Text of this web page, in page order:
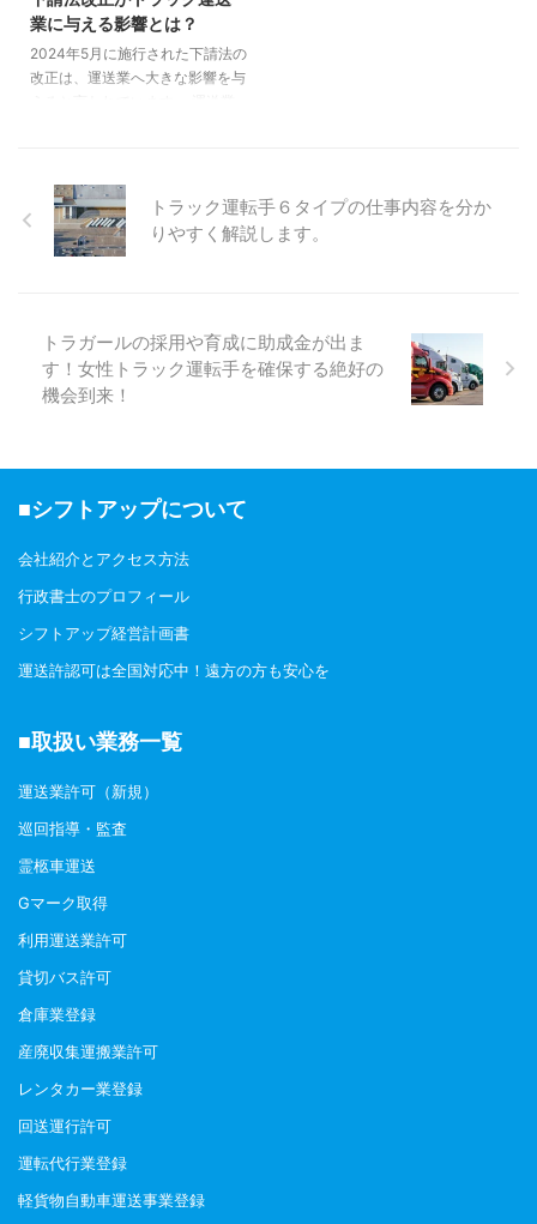
や発行までの流れ、記入方法も取
り上げるので、ぜひ参考にしてく
ださい。 事業用自動車等連絡書
とは 事業用自動車等連絡書は、
業に与える影響とは？
2024年5月に施行された下請法の
改正は、運送業へ大きな影響を与
を依頼する「下請けの多重構造」
が一般的になっています。 下請
けの多重構造は、効率的な輸送業
くつかの問題点が伴っていること
をご存知でしょうか？ 本記事で
は、下請法改正が運送業に与える
トラック運転手６タイプの仕事内容を分か
りやすく解説します。
トラガールの採用や育成に助成金が出ま
す！女性トラック運転手を確保する絶好の
機会到来！
■シフトアップについて
会社紹介とアクセス方法
行政書士のプロフィール
シフトアップ経営計画書
運送許認可は全国対応中！遠方の方も安心を
■取扱い業務一覧
運送業許可（新規）
巡回指導・監査
霊柩車運送
Gマーク取得
利用運送業許可
貸切バス許可
倉庫業登録
産廃収集運搬業許可
レンタカー業登録
回送運行許可
運転代行業登録
軽貨物自動車運送事業登録